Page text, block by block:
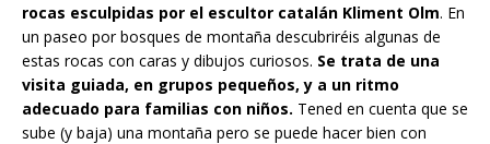
rocas esculpidas por el escultor catalán Kliment Olm. En
un paseo por bosques de montaña descubriréis algunas de
estas rocas con caras y dibujos curiosos. Se trata de una
visita guiada, en grupos pequeños, y a un ritmo
adecuado para familias con niños. Tened en cuenta que se
sube (y baja) una montaña pero se puede hacer bien con